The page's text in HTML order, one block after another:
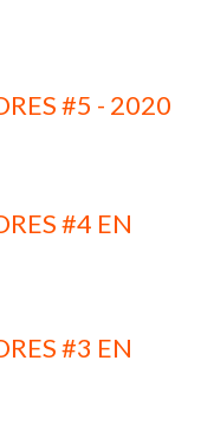
#5 - 2020
#4 EN
#3 EN